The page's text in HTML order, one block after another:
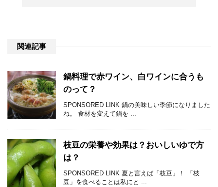
関連記事
鍋料理で赤ワイン、白ワインに合うも
のって？
SPONSORED LINK 鍋の美味しい季節になりました
ね。 食材を変えて鍋を ...
枝豆の栄養や効果は？おいしいゆで方
は？
SPONSORED LINK 夏と言えば「枝豆」！ 「枝
豆」を食べることは私にと ...